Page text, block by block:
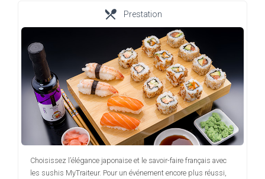
local_dining Prestation
Choisissez l’élégance japonaise et le savoir-faire français avec
les sushis MyTraiteur. Pour un événement encore plus réussi,